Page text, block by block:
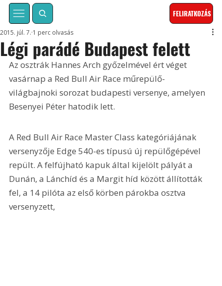
FELIRATKOZÁS
Légi parádé Budapest felett
2015. júl. 7. 1 perc olvasás
Az osztrák Hannes Arch győzelmével ért véget
vasárnap a Red Bull Air Race műrepülő-
világbajnoki sorozat budapesti versenye, amelyen
Besenyei Péter hatodik lett.
A Red Bull Air Race Master Class kategóriájának
versenyzője Edge 540-es típusú új repülőgépével
repült. A felfújható kapuk által kijelölt pályát a
Dunán, a Lánchíd és a Margit híd között állították
fel, a 14 pilóta az első körben párokba osztva
versenyzett,